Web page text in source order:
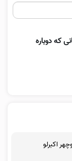
که دوباره
اکبرلو